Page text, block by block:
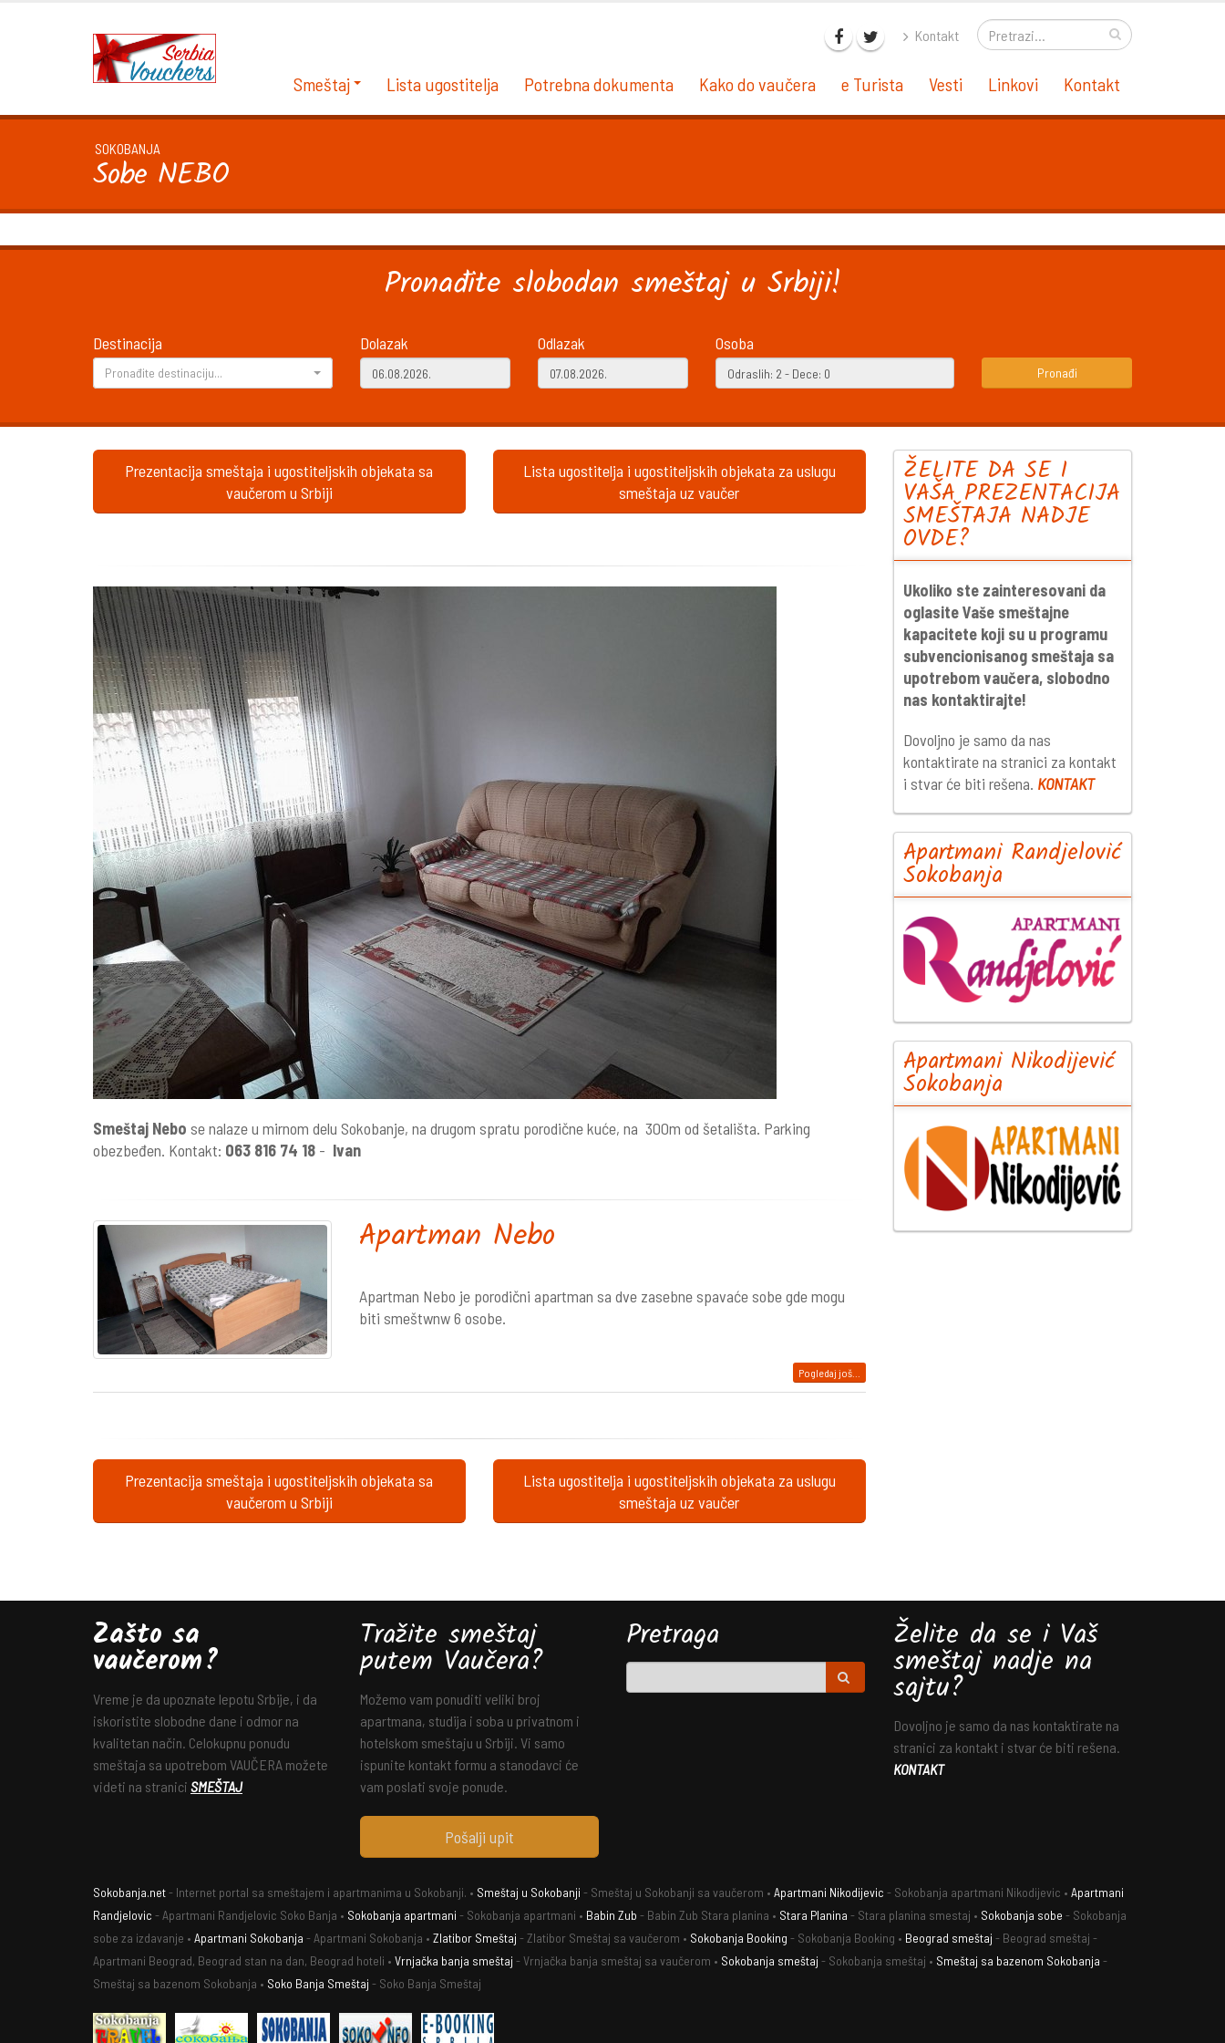
Kontakt
Smeštaj Lista ugostitelja Potrebna dokumenta Kako do vaučera e Turista Vesti Linkovi Kontakt
SOKOBANJA
Sobe NEBO
Pronađite slobodan smeštaj u Srbiji!
Destinacija
Pronađite destinaciju...
Dolazak Odlazak Osoba
Pronađi
Prezentacija smeštaja i ugostiteljskih objekata sa
vaučerom u Srbiji
Lista ugostitelja i ugostiteljskih objekata za uslugu
smeštaja uz vaučer
Smeštaj Nebo se nalaze u mirnom delu Sokobanje, na drugom spratu porodične kuće, na 300m od šetališta. Parking
obezbeđen. Kontakt: 063 816 74 18 - Ivan
Apartman Nebo
Apartman Nebo je porodični apartman sa dve zasebne spavaće sobe gde mogu
biti smeštwnw 6 osobe.
Pogledaj još...
Prezentacija smeštaja i ugostiteljskih objekata sa
vaučerom u Srbiji
Lista ugostitelja i ugostiteljskih objekata za uslugu
smeštaja uz vaučer
ŽELITE DA SE I
VAŠA PREZENTACIJA
SMEŠTAJA NADJE
OVDE?
Ukoliko ste zainteresovani da
oglasite Vaše smeštajne
kapacitete koji su u programu
subvencionisanog smeštaja sa
upotrebom vaučera, slobodno
nas kontaktirajte!
Dovoljno je samo da nas
kontaktirate na stranici za kontakt
i stvar će biti rešena. KONTAKT
Apartmani Randjelović
Sokobanja
Apartmani Nikodijević
Sokobanja
Zašto sa
vaučerom?
Vreme je da upoznate lepotu Srbije, i da
iskoristite slobodne dane i odmor na
kvalitetan način. Celokupnu ponudu
smeštaja sa upotrebom VAUČERA možete
videti na stranici SMEŠTAJ
Tražite smeštaj
putem Vaučera?
Možemo vam ponuditi veliki broj
apartmana, studija i soba u privatnom i
hotelskom smeštaju u Srbiji. Vi samo
ispunite kontakt formu a stanodavci će
vam poslati svoje ponude.
Pošalji upit
Pretraga Želite da se i Vaš
smeštaj nadje na
sajtu?
Dovoljno je samo da nas kontaktirate na
stranici za kontakt i stvar će biti rešena.
KONTAKT
Sokobanja.net- Internet portal sa smeštajem i apartmanima u Sokobanji. • Smeštaj u Sokobanji - Smeštaj u Sokobanji sa vaučerom • Apartmani Nikodijevic - Sokobanja apartmani Nikodijevic • Apartmani
Randjelovic - Apartmani Randjelovic Soko Banja • Sokobanja apartmani - Sokobanja apartmani • Babin Zub - Babin Zub Stara planina • Stara Planina - Stara planina smestaj • Sokobanja sobe - Sokobanja
sobe za izdavanje • Apartmani Sokobanja - Apartmani Sokobanja • Zlatibor Smeštaj - Zlatibor Smeštaj sa vaučerom • Sokobanja Booking - Sokobanja Booking • Beograd smeštaj - Beograd smeštaj -
Apartmani Beograd, Beograd stan na dan, Beograd hoteli • Vrnjačka banja smeštaj - Vrnjačka banja smeštaj sa vaučerom • Sokobanja smeštaj - Sokobanja smeštaj • Smeštaj sa bazenom Sokobanja -
Smeštaj sa bazenom Sokobanja • Soko Banja Smeštaj - Soko Banja Smeštaj